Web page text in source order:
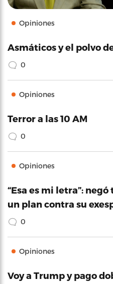
Opiniones
Asmáticos y el polvo
0
Opiniones
Terror a las 10 AM
0
Opiniones
“Esa es mi letra”:
un plan contra su
0
Opiniones
Voy a Trump y pago